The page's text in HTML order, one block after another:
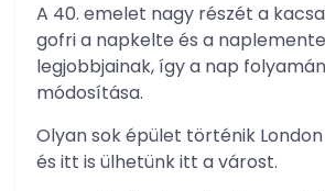
A 40. emelet nagy részét a
gofri a napkelte és a
legjobbjainak, így a nap
módosítása.
Olyan sok épület történik
és itt is ülhetünk itt a várost.